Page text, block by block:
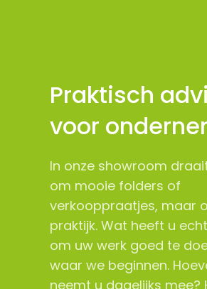
Praktisch
voor
In onze showroom
om mooie folders of
verkooppraatjes, maar
praktijk. Wat heeft u
om uw werk goed te
waar we beginnen.
neemt u dagelijks mee?